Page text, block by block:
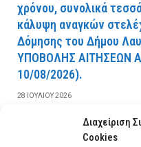
Διαχείριση
Cookies
χρόνου, συνολικά
κάλυψη αναγκών
Δόμησης του Δήμου
YΠOBOΛHΣ AITHΣEΩN
10/08/2026).
28 ΙΟΥΛΊΟΥ 2026
ΔΙΑΒΆΣΤΕ ΠΕΡΙΣΣΌΤΕΡΑ